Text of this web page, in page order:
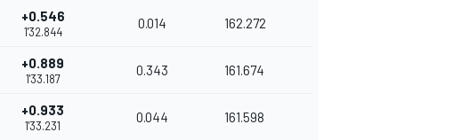
+0.546
1'32.844
0.014 162.272
+0.889
1'33.187
0.343 161.674
+0.933
1'33.231
0.044 161.598